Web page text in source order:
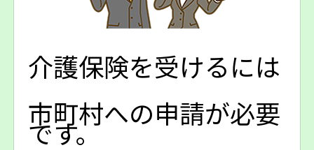
介護保険を受けるには
市町村への申請が必要
です。